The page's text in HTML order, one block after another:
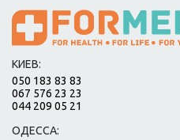
КИЕВ:
050 183 83 83
067 576 23 23
044 209 05 21
ОДЕССА: